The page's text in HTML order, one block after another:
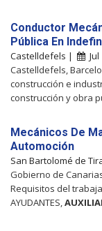
Conductor
Pública En
Castelldefels |
Jul
Castelldefels,
construcción e
construcción y obra
Mecánicos De
Automoción
San Bartolomé de
Gobierno de
Requisitos del
AYUDANTES,